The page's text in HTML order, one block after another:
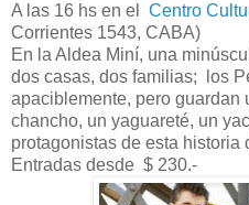
A las 16 hs en el Centro
Corrientes 1543, CABA)
En la Aldea Miní, una
dos casas, dos familias; los
apaciblemente, pero
chancho, un yaguareté, un
protagonistas de esta historia
Entradas desde $ 230.-